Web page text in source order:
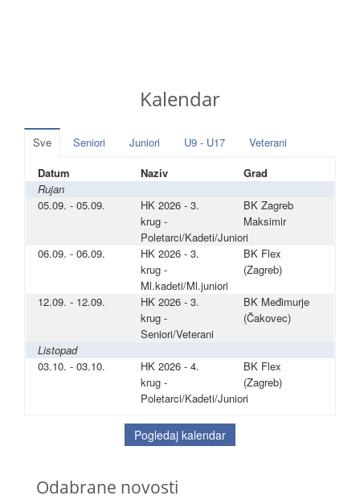
Kalendar
Sve Seniori Juniori U9 - U17
Veterani
Datum
Naziv
Grad
Rujan
05.09. - 05.09.
HK 2026 - 3.
krug -
Poletarci/Kadeti/Juniori
BK Zagreb
Maksimir
06.09. - 06.09.
HK 2026 - 3.
krug -
Ml.kadeti/Ml.juniori
BK Flex
(Zagreb)
12.09. - 12.09.
HK 2026 - 3.
krug -
Seniori/Veterani
BK Međimurje
(Čakovec)
Listopad
03.10. - 03.10.
HK 2026 - 4.
krug -
Poletarci/Kadeti/Juniori
BK Flex
(Zagreb)
Pogledaj kalendar
Odabrane novosti